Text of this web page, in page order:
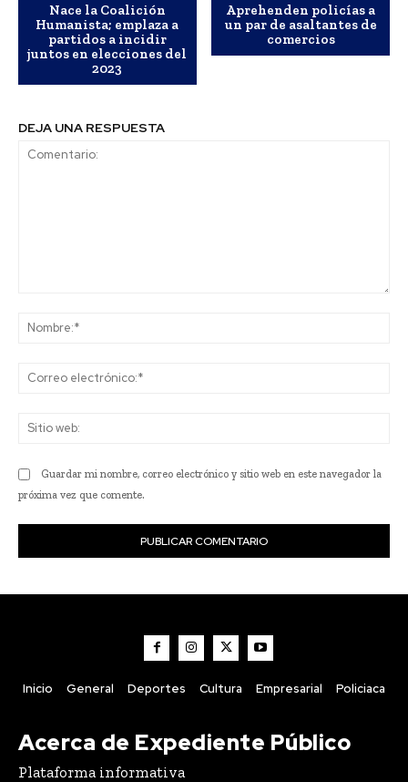
Nace la Coalición
Humanista; emplaza a
partidos a incidir
juntos en elecciones del
2023
Aprehenden policías a
un par de asaltantes de
comercios
DEJA UNA RESPUESTA
Guardar mi nombre, correo electrónico y sitio web en este navegador la
próxima vez que comente.
Inicio General Deportes Cultura Empresarial Policiaca
Acerca de Expediente Público
Plataforma informativa